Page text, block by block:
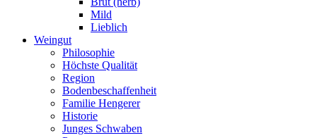
Mild
Lieblich
Weingut
Philosophie
Höchste Qualität
Region
Bodenbeschaffenheit
Familie Hengerer
Historie
Junges Schwaben